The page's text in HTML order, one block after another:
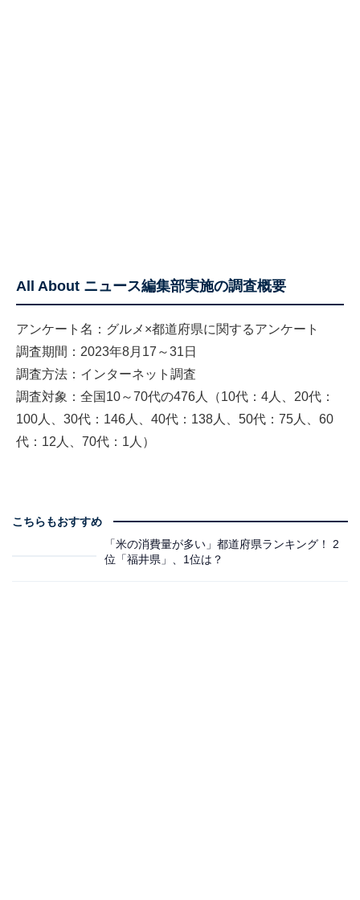
All About ニュース編集部実施の調査概要
アンケート名：グルメ×都道府県に関するアンケート
調査期間：2023年8月17～31日
調査方法：インターネット調査
調査対象：全国10～70代の476人（10代：4人、20代：
100人、30代：146人、40代：138人、50代：75人、60
代：12人、70代：1人）
こちらもおすすめ
「米の消費量が多い」都道府県ランキング！ 2
位「福井県」、1位は？